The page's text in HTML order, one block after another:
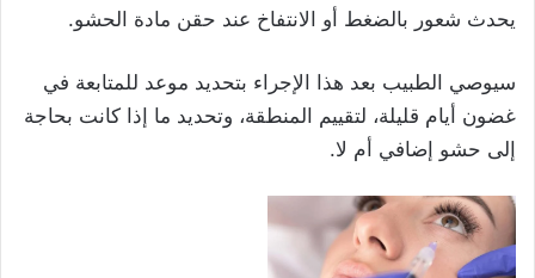
يحدث شعور بالضغط أو الانتفاخ عند حقن مادة الحشو.
سيوصي الطبيب بعد هذا الإجراء بتحديد موعد للمتابعة في
غضون أيام قليلة، لتقييم المنطقة، وتحديد ما إذا كانت بحاجة
إلى حشو إضافي أم لا.